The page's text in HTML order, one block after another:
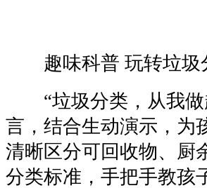
趣味科普 玩转垃圾
“垃圾分类，从我做
言，结合生动演示，为
清晰区分可回收物、厨
分类标准，手把手教孩